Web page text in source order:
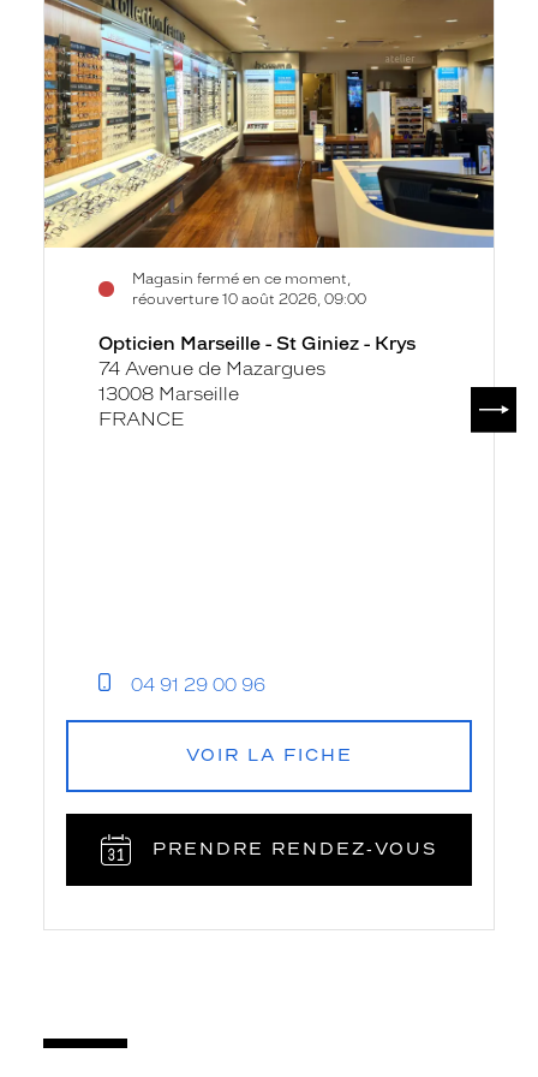
-
St
Giniez
-
Krys
Magasin fermé en ce moment,
réouverture 10 août 2026, 09:00
Opticien Marseille - St Giniez - Krys
74 Avenue de Mazargues
13008 Marseille
FRANCE
04 91 29 00 96
VOIR LA FICHE
PRENDRE RENDEZ‑VOUS